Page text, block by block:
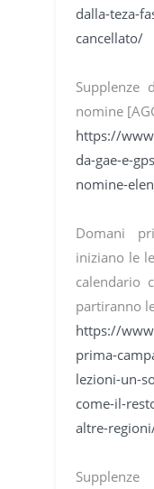
dalla-teza-
cancellato/
Supplenze
nomine
https://
da-gae-e-
nomine-
Domani
iniziano le
calendario
partiranno
https://
prima-
lezioni-un-
come-il-
altre-